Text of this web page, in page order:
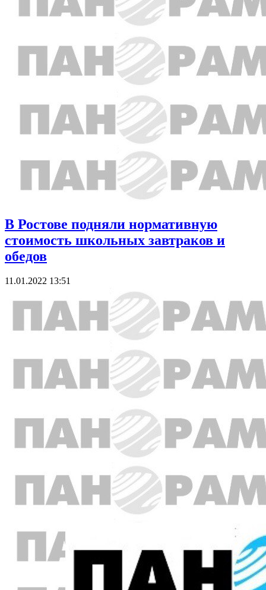
В Ростове подняли нормативную
стоимость школьных завтраков и
обедов
11.01.2022 13:51